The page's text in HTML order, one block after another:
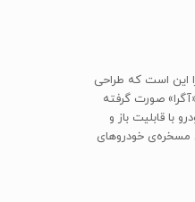
این است که طراحی
صورت گرفته
با قابلیت باز و
مسخره‌ی خودروهای